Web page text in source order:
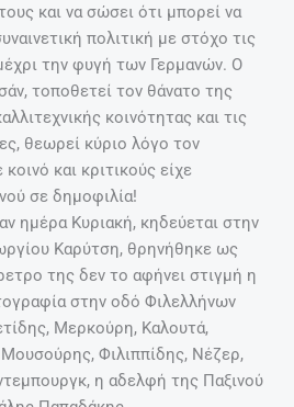
και να σώσει ότι μπορεί να
πολιτική με στόχο τις
την φυγή των Γερμανών. Ο
τοποθετεί τον θάνατο της
κοινότητας και τις
θεωρεί κύριο λόγο τον
και κριτικούς είχε
σε δημοφιλία!
ημέρα Κυριακή, κηδεύεται στην
Καρύτση, θρηνήθηκε ως
της δεν το αφήνει στιγμή η
στην οδό Φιλελλήνων
Μερκούρη, Καλουτά,
Φιλιππίδης, Νέζερ,
η αδελφή της Παξινού